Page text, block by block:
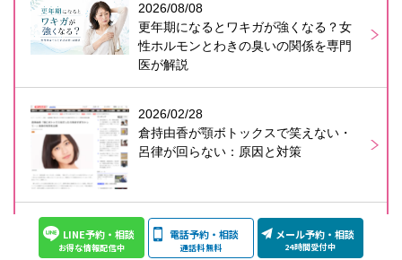
2026/08/08
更年期になるとワキガが強くなる？女
性ホルモンとわきの臭いの関係を専門
医が解説
2026/02/28
倉持由香が顎ボトックスで笑えない・
呂律が回らない：原因と対策
2026/02/18
真木よう子の女性の薄毛対策：痛い注
LINE予約・相談
お得な情報配信中
電話予約・相談
通話料無料
メール予約・相談
24時間受付中